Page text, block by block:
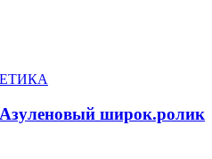
широк.ролик